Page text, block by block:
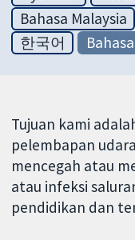
Bahasa Malaysia
한국어
Tujuan kami
pelembapan
mencegah atau
atau infeksi
pendidikan dan